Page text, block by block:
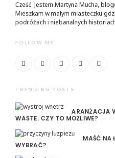
Cześć. Jestem Martyna Mucha,
Mieszkam w małym miasteczku
podróżach i niebanalnych
FOLLOW ME
TRENDING POSTS
ARANŻACJA
WASTE. CZY TO MOŻLIWE?
MAŚĆ NA
WYBRAĆ?